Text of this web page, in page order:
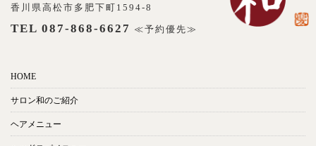
香川県高松市多肥下町1594-8
TEL 087-868-6627 ≪予約優先≫
HOME
サロン和のご紹介
ヘアメニュー